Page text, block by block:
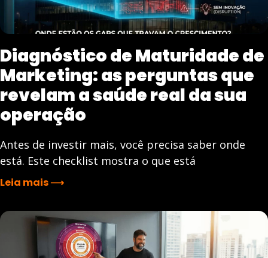
Diagnóstico de Maturidade de
Marketing: as perguntas que
revelam a saúde real da sua
operação
Antes de investir mais, você precisa saber onde
está. Este checklist mostra o que está
Leia mais ⟶